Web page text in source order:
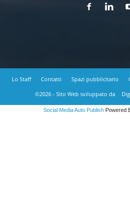
Lo Staff Contatti Spazi pubblicitario
©2026 - Sito Web sviluppato da
Social Media Auto PublishPowered